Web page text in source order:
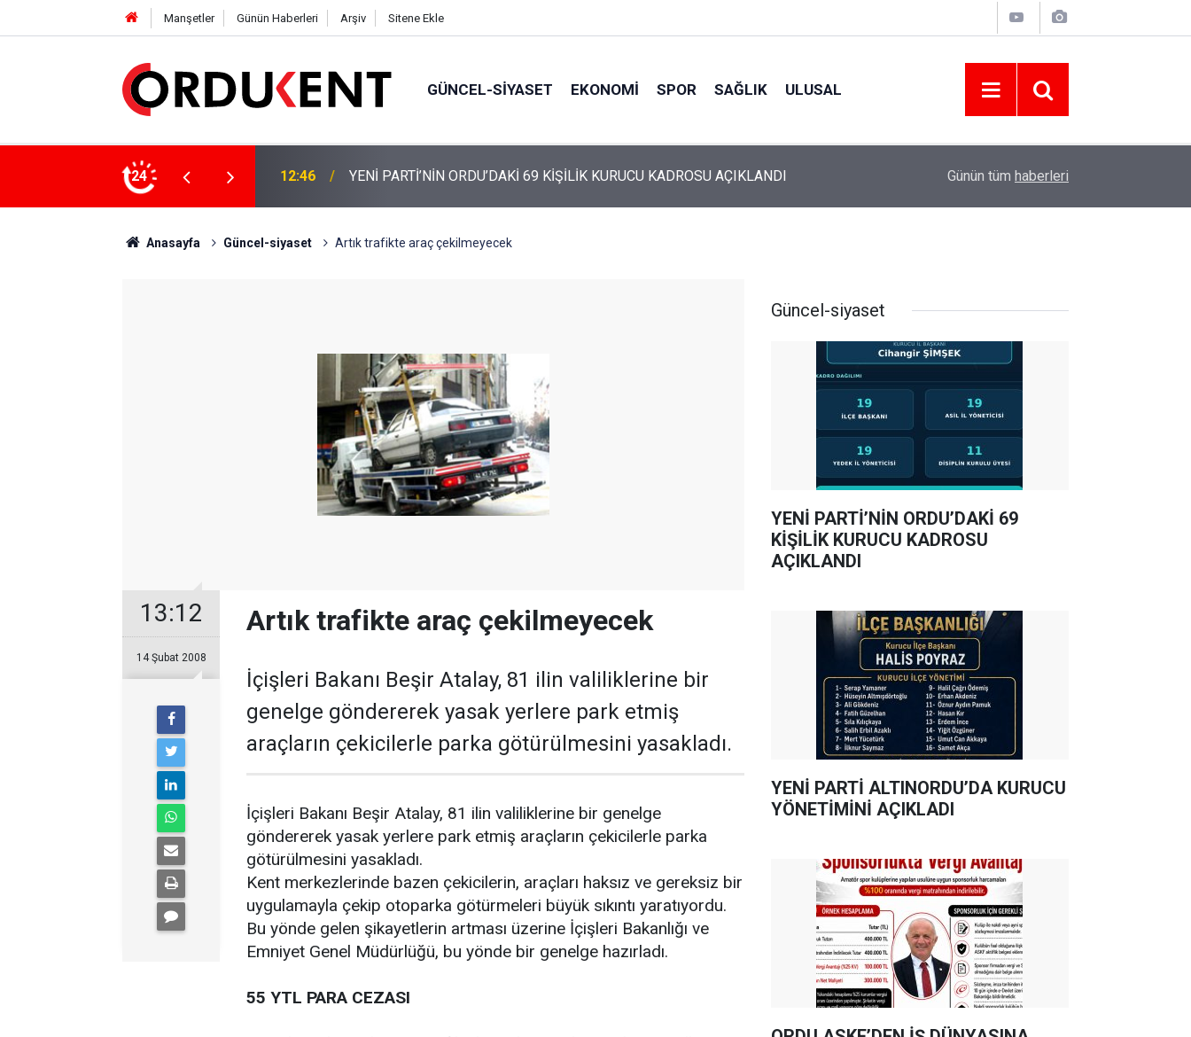
Manşetler Günün Haberleri Arşiv Sitene Ekle
GÜNCEL-SIYASET EKONOMI SPOR SAĞLIK ULUSAL
24
KURUCU KADROSU AÇIKLANDI 12:22 YENİ PARTİ ALTINORDU’DA KURUCU YÖNETİMİNİ AÇIKLADI ORDU ASKF’DEN İŞ DÜNYASINA AMATÖR
Günün tüm haberleri
Anasayfa Güncel-siyaset Artık trafikte araç çekilmeyecek
13:12
14 Şubat 2008
Artık trafikte araç çekilmeyecek
İçişleri Bakanı Beşir Atalay, 81 ilin valiliklerine bir
genelge göndererek yasak yerlere park etmiş
araçların çekicilerle parka götürülmesini yasakladı.
İçişleri Bakanı Beşir Atalay, 81 ilin valiliklerine bir genelge
göndererek yasak yerlere park etmiş araçların çekicilerle parka
götürülmesini yasakladı.
Kent merkezlerinde bazen çekicilerin, araçları haksız ve gereksiz bir
uygulamayla çekip otoparka götürmeleri büyük sıkıntı yaratıyordu.
Bu yönde gelen şikayetlerin artması üzerine İçişleri Bakanlığı ve
Emniyet Genel Müdürlüğü, bu yönde bir genelge hazırladı.
55 YTL PARA CEZASI
Güncel-siyaset
YENİ PARTİ’NİN ORDU’DAKİ 69
KİŞİLİK KURUCU KADROSU
AÇIKLANDI
YENİ PARTİ ALTINORDU’DA KURUCU
YÖNETİMİNİ AÇIKLADI